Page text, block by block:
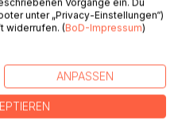
im Breisgau geboren.
über den zweiten
Deutsch und
in verschiedensten
und Hessen.
unter „Privacy-Einstellungen“)
widerrufen. (BoD-Impressum)
ANPASSEN